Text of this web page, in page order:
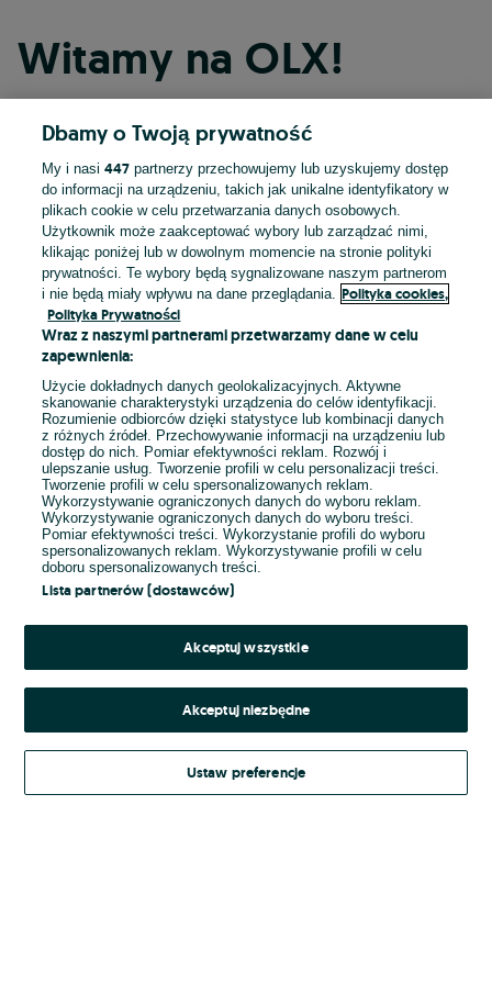
Witamy na OLX!
Kontynuuj przez Facebooka
Kontynuuj przez konto Apple
Kontynuuj przez konto Google
LUB
E-mail
Hasło
Kontynuując za pośrednictwem jednego z dostawców wskazanych powyżej,
Regulamin serwisu OLX.pl w jego aktualnym brzmieniu.
Dbamy o Twoją prywatność
My i nasi447 partnerzy przechowujemy lub uzyskujemy dostęp
do informacji na urządzeniu, takich jak unikalne identyfikatory w
plikach cookie w celu przetwarzania danych osobowych.
Użytkownik może zaakceptować wybory lub zarządzać nimi,
klikając poniżej lub w dowolnym momencie na stronie polityki
prywatności. Te wybory będą sygnalizowane naszym partnerom
i nie będą miały wpływu na dane przeglądania.
Polityka cookies,
Polityka Prywatności
Wraz z naszymi partnerami przetwarzamy dane w celu
zapewnienia:
Użycie dokładnych danych geolokalizacyjnych. Aktywne
skanowanie charakterystyki urządzenia do celów identyfikacji.
Rozumienie odbiorców dzięki statystyce lub kombinacji danych
z różnych źródeł. Przechowywanie informacji na urządzeniu lub
dostęp do nich. Pomiar efektywności reklam. Rozwój i
ulepszanie usług. Tworzenie profili w celu personalizacji treści.
Tworzenie profili w celu spersonalizowanych reklam.
Wykorzystywanie ograniczonych danych do wyboru reklam.
Wykorzystywanie ograniczonych danych do wyboru treści.
Pomiar efektywności treści. Wykorzystanie profili do wyboru
spersonalizowanych reklam. Wykorzystywanie profili w celu
doboru spersonalizowanych treści.
Lista partnerów (dostawców)
Akceptuj wszystkie
Akceptuj niezbędne
Ustaw preferencje